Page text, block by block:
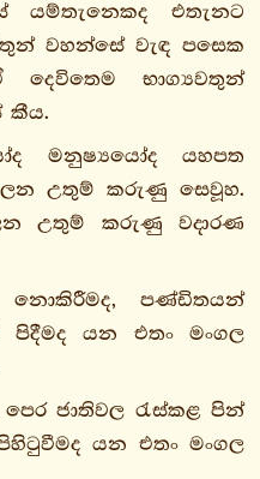
යම්තැනෙකද එතැනට
වහන්සේ වැඳ පසෙක
භාග්‍යවතුන්
කීය.
මනුෂ්‍යයෝද යහපත
උතුම් කරුණු සෙවූහ.
උතුම් කරුණු වදාරණ
නොකිරීමද, පණ්ඩිතයන්
යන එතං මංගල
පෙර ජාතිවල රැස්කළ පින්
යන එතං මංගල